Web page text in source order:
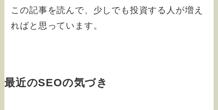
この記事を読んで、少しでも投資する人が増え
ればと思っています。
最近のSEOの気づき